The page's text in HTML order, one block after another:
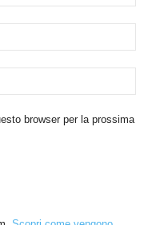
browser per la prossima